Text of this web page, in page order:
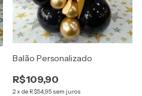
Balão Personalizado
R$109,90
2x de R$54,95 sem juros